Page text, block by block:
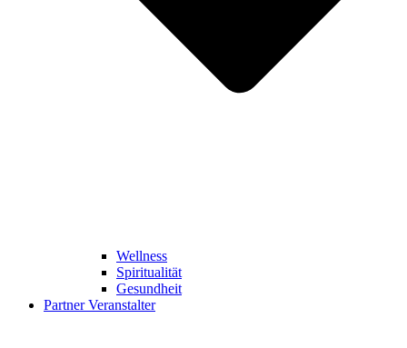
Wellness
Spiritualität
Gesundheit
Partner Veranstalter